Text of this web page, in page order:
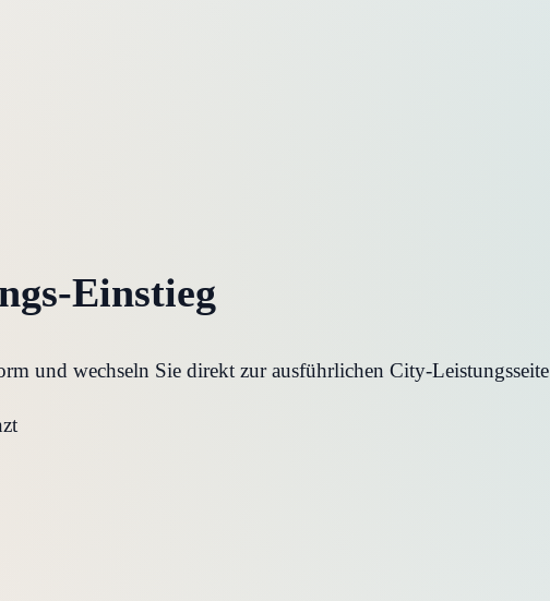
Einstieg
und wechseln Sie direkt zur ausführlichen City-